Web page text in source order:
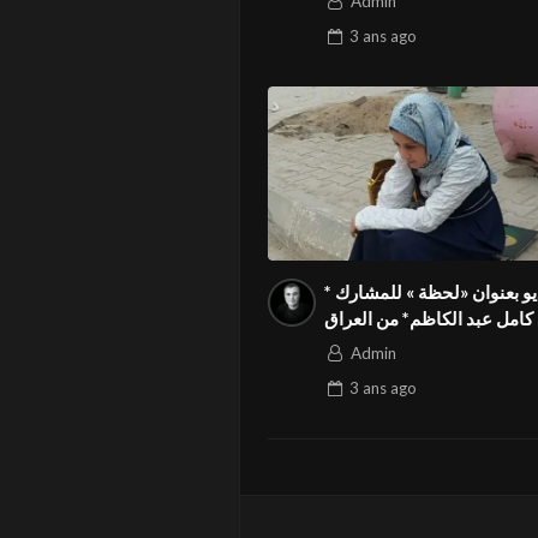
3 ans ago
فيديو بعنوان «لحظة » للمشارك *
علي كامل عبد الكاظم* من العراق
في المسابقة الدولية المواطنة
Admin
3 ans ago